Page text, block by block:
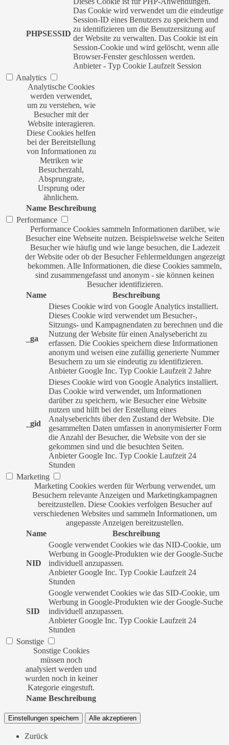
PHPSESSID
Das Cookie wird verwendet um die eindeutige
Session-ID eines Benutzers zu speichern und
zu identifizieren um die Benutzersitzung auf
der Website zu verwalten. Das Cookie ist ein
Session-Cookie und wird gelöscht, wenn alle
Browser-Fenster geschlossen werden.
Anbieter - Typ Cookie Laufzeit Session
Analytics
Analytische Cookies
werden verwendet,
um zu verstehen, wie
Besucher mit der
Website interagieren.
Diese Cookies helfen
bei der Bereitstellung
von Informationen zu
Metriken wie
Besucherzahl,
Absprungrate,
Ursprung oder
ähnlichem.
Name Beschreibung
Performance
Performance Cookies sammeln Informationen darüber, wie
Besucher eine Webseite nutzen. Beispielsweise welche Seiten
Besucher wie häufig und wie lange besuchen, die Ladezeit
der Website oder ob der Besucher Fehlermeldungen angezeigt
bekommen. Alle Informationen, die diese Cookies sammeln,
sind zusammengefasst und anonym - sie können keinen
Besucher identifizieren.
Name
Beschreibung
_ga
Dieses Cookie wird von Google Analytics installiert.
Dieses Cookie wird verwendet um Besucher-,
Sitzungs- und Kampagnendaten zu berechnen und die
Nutzung der Website für einen Analysebericht zu
erfassen. Die Cookies speichern diese Informationen
anonym und weisen eine zufällig generierte Nummer
Besuchern zu um sie eindeutig zu identifizieren.
Anbieter Google Inc. Typ Cookie Laufzeit 2 Jahre
_gid
Dieses Cookie wird von Google Analytics installiert.
Das Cookie wird verwendet, um Informationen
darüber zu speichern, wie Besucher eine Website
nutzen und hilft bei der Erstellung eines
Analyseberichts über den Zustand der Website. Die
gesammelten Daten umfassen in anonymisierter Form
die Anzahl der Besucher, die Website von der sie
gekommen sind und die besuchten Seiten.
Anbieter Google Inc. Typ Cookie Laufzeit 24
Stunden
Marketing
Marketing Cookies werden für Werbung verwendet, um
Besuchern relevante Anzeigen und Marketingkampagnen
bereitzustellen. Diese Cookies verfolgen Besucher auf
verschiedenen Websites und sammeln Informationen, um
angepasste Anzeigen bereitzustellen.
Name
Beschreibung
NID
Google verwendet Cookies wie das NID-Cookie, um
Werbung in Google-Produkten wie der Google-Suche
individuell anzupassen.
Anbieter Google Inc. Typ Cookie Laufzeit 24
Stunden
SID
Google verwendet Cookies wie das SID-Cookie, um
Werbung in Google-Produkten wie der Google-Suche
individuell anzupassen.
Anbieter Google Inc. Typ Cookie Laufzeit 24
Stunden
Sonstige
Sonstige Cookies
müssen noch
analysiert werden und
wurden noch in keiner
Kategorie eingestuft.
Name Beschreibung
Einstellungen speichern Alle akzeptieren
Zurück